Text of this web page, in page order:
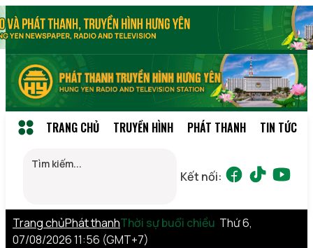
TRANG CHỦ TRUYỀN HÌNH PHÁT THANH TIN TỨC
Kết nối:
Trang chủPhát thanhThời sự buổi chiều Thứ 6,
07/08/2026 11:56 (GMT+7)